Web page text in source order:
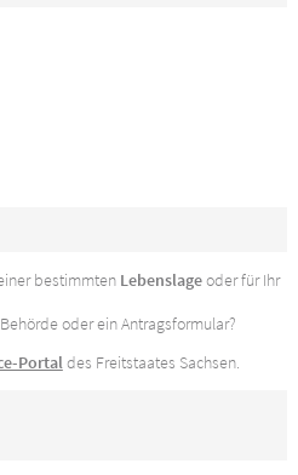
bestimmten Lebenslageoder für Ihr
oder ein Antragsformular?
Portaldes Freitstaates Sachsen.